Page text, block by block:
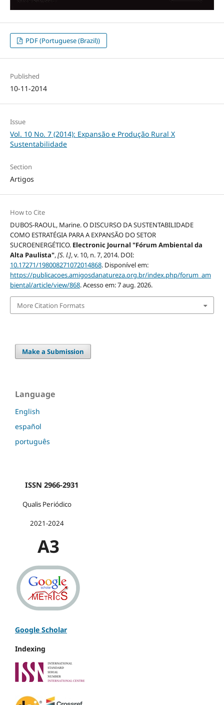
PDF (Portuguese (Brazil))
Published
10-11-2014
Issue
Vol. 10 No. 7 (2014): Expansão e Produção Rural X
Sustentabilidade
Section
Artigos
How to Cite
DUBOS-RAOUL, Marine. O DISCURSO DA SUSTENTABILIDADE
COMO ESTRATÉGIA PARA A EXPANSÃO DO SETOR
SUCROENERGÉTICO. Electronic Journal "Fórum Ambiental da
Alta Paulista",[S. l.], v. 10, n. 7, 2014. DOI:
10.17271/198008271072014868. Disponível em:
https://publicacoes.amigosdanatureza.org.br/index.php/forum_am
biental/article/view/868. Acesso em: 7 aug. 2026.
More Citation Formats
Make a Submission
Language
English
español
português
ISSN 2966-2931
Qualis Periódico
2021-2024
A3
Google Scholar
Indexing